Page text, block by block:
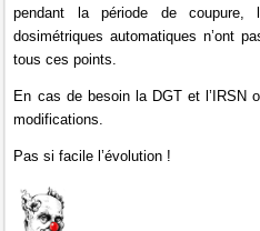
pendant la période de coupure,
dosimétriques automatiques n’ont
tous ces points.
En cas de besoin la DGT et l’IRSN
modifications.
Pas si facile l’évolution !